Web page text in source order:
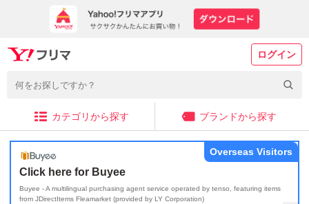
ログイン
カテゴリから探す ブランドから探す
Click here for Buyee
Buyee - A multilingual purchasing agent service operated by tenso, featuring items
from JDirectItems Fleamarket (provided by LY Corporation)
Overseas Visitors